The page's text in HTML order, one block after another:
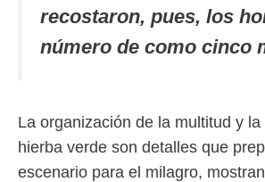
recostaron, pues, los
número de como cinco
La organización de la multitud y
hierba verde son detalles que
escenario para el milagro,